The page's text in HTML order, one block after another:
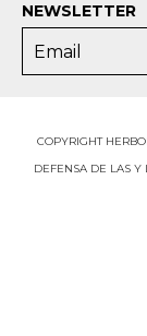
NEWSLETTER
COPYRIGHT
DEFENSA DE LAS Y